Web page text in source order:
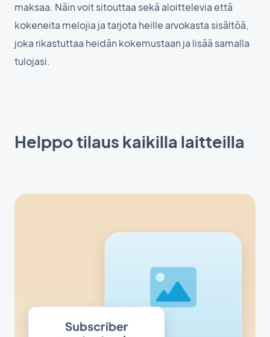
maksaa. Näin voit sitouttaa sekä aloittelevia että
kokeneita melojia ja tarjota heille arvokasta sisältöä,
joka rikastuttaa heidän kokemustaan ja lisää samalla
tulojasi.
Helppo tilaus kaikilla laitteilla